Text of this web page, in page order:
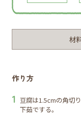
材
作り方
豆腐は1.5cmの角切り
下茹でする。